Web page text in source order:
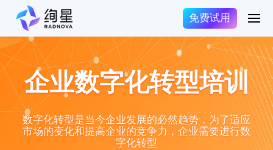
免费试用
企业数字化转型培训
数字化转型是当今企业发展的必然趋势，为了适应
市场的变化和提高企业的竞争力，企业需要进行数
字化转型